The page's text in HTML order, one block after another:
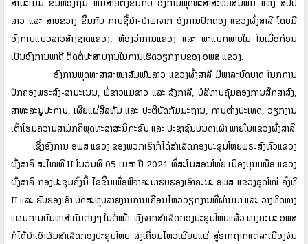
ລາວ ແລະ ສາຍຂວາງ ຂຶ້ນກັບ ການຊີ້ນໍາ-ນໍາພາຈາກ ອົງການປົກຄອງ ແຂວງຜົ້ງສາລີ ໂດຍມີ
ອົງການແນວລາວສ້າງຊາດແຂວງ,ຫ້ອງວ່າການແຂວງ ແລະ ພະແນກພາຍໃນ ໃນເມື່ອກ່ອນ
ເປັນອົງການພາຄີຕິດຕໍ່ປະສານງານໃນການເຮັດວຽກງານຂອງອພສແຂວງ.
ອົງການພຸດທະສາສະໜາສັມພັນລາວ ແຂວງຜົ້ງສາລີ ມີພາລະບົດບາດ ໃນກການ
ປົກຄອງພຣະສົງ-ສາມະເນນ, ພໍ່ຂາວແມ່ຂາວ ແລະ ສັງກາລີ, ບໍລິຫານຄຸ້ມຄອງການສຶກສາສົງ,
ສາທະລະນູປະການ,ເຜີຍແຜ່ສີລທັມ ແລະ ປະຕິບັດກັມມະຖານ, ການຕ່າງປະເທດ,ວຽກງານ
ເຕົ້າໂຮມຄວາມສາມັກຄີພຸດທະສາສະນິກະຊົນແລະປະຊາຊົນບັນດາເຜົ່າພາຍໃນແຂວງຜົ້ງສາລີ.
ເຊິ່ງອົງການ ອພສແຂວງຂອງພວກເຮົາກໍໄດ້ສໍາເລັດກອງປະຊຸມໃຫ່ຍພຣະສົງທົ່ວແຂວງ
ຜົ້ງສາລີສະໄໝທີIIໃນວັນທີ05 ເມສາປີ 2021 ທີ່ສະໂມສອນໃຫ່ຍເມືອງບຸນເໜືອ ແຂວງ
ຜົ້ງສາລີ ກອງປະຊຸມຄັ້ງນີ້ ໄຂຂຶ້ນເພື່ອພິຈາລະນາຮັບຮອງເອົາຄະນະ ອພສ ແຂວງຊຸດໃໝ່ ຄັ້ງທີ
IIແລະ ຮັບຮອງເອົາບົດສະຫຼຸບລາຍງານການເຄື່ອນໄຫວວຽກງານທີ່ຜ່ານມາແລະ ວາງທິດທາງ
ແຜນການບັນຫາສໍາຄັນຕ່າງໆໃນຕໍ່ໜ້າ.ຫຼັງຈາກສໍາເລັດກອງປະຊຸມໃຫ່ຍແລ້ວທາງຄະນະອພສ
ກໍໄດ້ນໍາເອົາຜົນສໍາເລັດກອງປະຊຸມໃຫ່ຍ ລົງເຄື່ອນໄຫວເຜີຍຍແຜ່ ສູ່ຮາກຖາກແຕ່ລະເມືອງຈົນ